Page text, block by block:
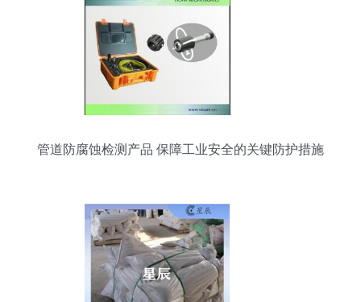
管道防腐蚀检测产品 保障工业安全的关键防护措施